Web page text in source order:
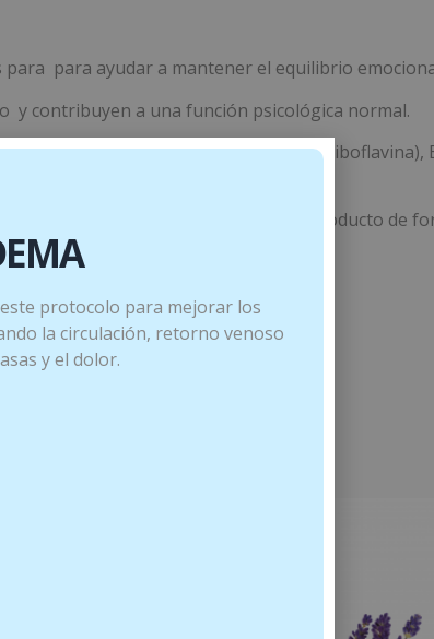
para ayudar a mantener el equilibrio
y contribuyen a una función psicológica normal.
y Vitaminas B1 (Tiamina), B2 (Riboflavina),
o después de la comida. Tomar el producto de
protocolo para mejorar los
la circulación, retorno venoso
y el dolor.